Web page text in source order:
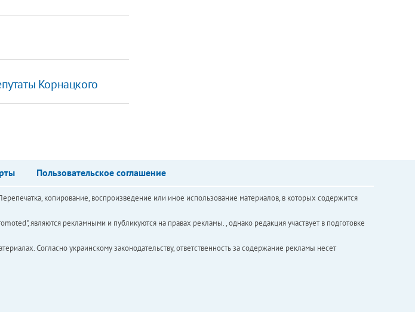
Корнацкого
Пользовательское соглашение
копирование, воспроизведение или иное использование материалов, в которых содержится
являются рекламными и публикуются на правах рекламы. , однако редакция участвует в подготовке
Согласно украинскому законодательству, ответственность за содержание рекламы несет